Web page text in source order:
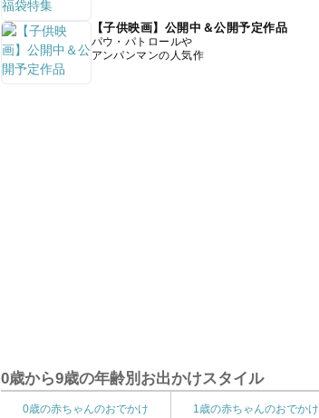
【子供映画】公開中＆公開予定作品
パウ・パトロールや
アンパンマンの人気作
0歳から9歳の年齢別お出かけスタイル
0歳の赤ちゃんのおでかけ 1歳の赤ちゃんのおでかけ